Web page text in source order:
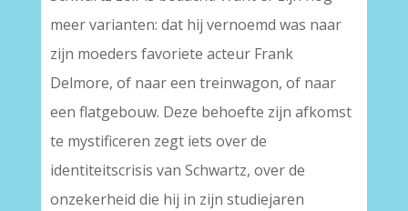
meer varianten: dat hij vernoemd was naar
zijn moeders favoriete acteur Frank
Delmore, of naar een treinwagon, of naar
een flatgebouw. Deze behoefte zijn afkomst
te mystificeren zegt iets over de
identiteitscrisis van Schwartz, over de
onzekerheid die hij in zijn studiejaren